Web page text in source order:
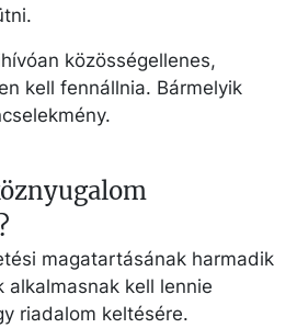
közösségellenes,
kell fennállnia. Bármelyik
magatartásának harmadik
kell lennie
riadalom keltésére.